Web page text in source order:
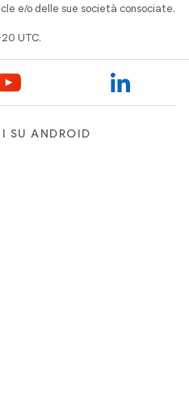
e/o delle sue società consociate.
UTC.
SU ANDROID